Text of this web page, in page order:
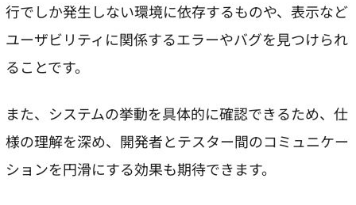
行でしか発生しない環境に依存するものや、表示など
ユーザビリティに関係するエラーやバグを見つけられ
ることです。
また、システムの挙動を具体的に確認できるため、仕
様の理解を深め、開発者とテスター間のコミュニケー
ションを円滑にする効果も期待できます。